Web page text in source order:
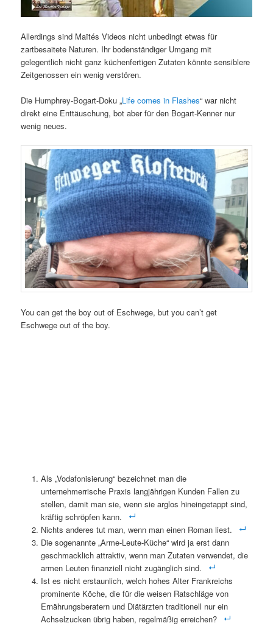
Allerdings sind Maïtés Videos nicht unbedingt etwas für
zartbesaitete Naturen. Ihr bodenständiger Umgang mit
gelegentlich nicht ganz küchenfertigen Zutaten könnte sensiblere
Zeitgenossen ein wenig verstören.
Die Humphrey-Bogart-Doku „Life comes in Flashes“ war nicht
direkt eine Enttäuschung, bot aber für den Bogart-Kenner nur
wenig neues.
You can get the boy out of Eschwege, but you can’t get
Eschwege out of the boy.
Als „Vodafonisierung“ bezeichnet man die
unternehmerrische Praxis langjährigen Kunden Fallen zu
stellen, damit man sie, wenn sie arglos hineingetappt sind,
kräftig schröpfen kann.
Nichts anderes tut man, wenn man einen Roman liest.
Die sogenannte „Arme-Leute-Küche“ wird ja erst dann
geschmacklich attraktiv, wenn man Zutaten verwendet, die
armen Leuten finanziell nicht zugänglich sind.
Ist es nicht erstaunlich, welch hohes Alter Frankreichs
prominente Köche, die für die weisen Ratschläge von
Ernährungsberatern und Diätärzten traditionell nur ein
Achselzucken übrig haben, regelmäßig erreichen?